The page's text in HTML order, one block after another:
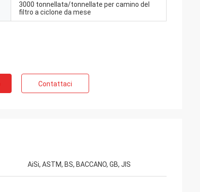
3000 tonnellata/tonnellate per camino del
filtro a ciclone da mese
Contattaci
AiSi, ASTM, BS, BACCANO, GB, JIS